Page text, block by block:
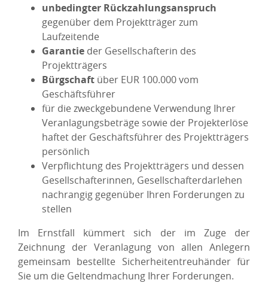
unbedingter Rückzahlungsanspruch
gegenüber dem Projektträger zum
Laufzeitende
Garantie der Gesellschafterin des
Projektträgers
Bürgschaft über EUR 100.000 vom
Geschäftsführer
für die zweckgebundene Verwendung Ihrer
Veranlagungsbeträge sowie der Projekterlöse
haftet der Geschäftsführer des Projektträgers
persönlich
Verpflichtung des Projektträgers und dessen
Gesellschafterinnen, Gesellschafterdarlehen
nachrangig gegenüber Ihren Forderungen zu
stellen
Im Ernstfall kümmert sich der im Zuge der
Zeichnung der Veranlagung von allen Anlegern
gemeinsam bestellte Sicherheitentreuhänder für
Sie um die Geltendmachung Ihrer Forderungen.